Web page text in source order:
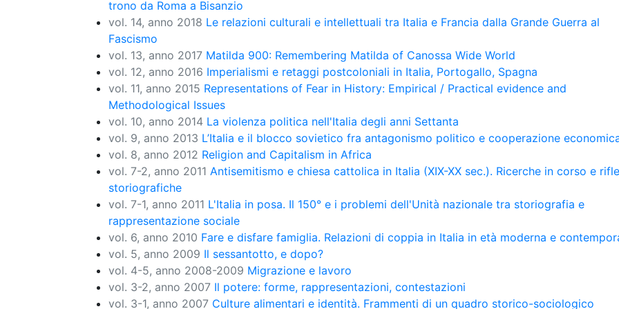
trono da Roma a Bisanzio
vol. 14, anno 2018 Le relazioni culturali e intellettuali tra Italia e Francia dalla Grande Guerra al
Fascismo
vol. 13, anno 2017 Matilda 900: Remembering Matilda of Canossa Wide World
vol. 12, anno 2016 Imperialismi e retaggi postcoloniali in Italia, Portogallo, Spagna
vol. 11, anno 2015 Representations of Fear in History: Empirical / Practical evidence and
Methodological Issues
vol. 10, anno 2014 La violenza politica nell'Italia degli anni Settanta
vol. 9, anno 2013 L’Italia e il blocco sovietico fra antagonismo politico e cooperazione
vol. 8, anno 2012 Religion and Capitalism in Africa
vol. 7-2, anno 2011 Antisemitismo e chiesa cattolica in Italia (XIX-XX sec.). Ricerche in corso e
storiografiche
vol. 7-1, anno 2011 L'Italia in posa. Il 150° e i problemi dell'Unità nazionale tra storiografia e
rappresentazione sociale
vol. 6, anno 2010 Fare e disfare famiglia. Relazioni di coppia in Italia in età moderna e
vol. 5, anno 2009 Il sessantotto, e dopo?
vol. 4-5, anno 2008-2009 Migrazione e lavoro
vol. 3-2, anno 2007 Il potere: forme, rappresentazioni, contestazioni
vol. 3-1, anno 2007 Culture alimentari e identità. Frammenti di un quadro storico-sociologico